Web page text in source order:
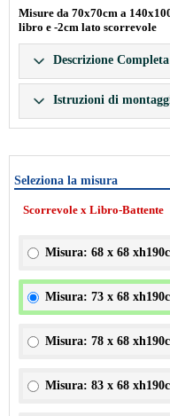
Misure da 70x70cm a
libro e -2cm lato scorrevole
Descrizione Completa
Istruzioni di
Seleziona la misura
Scorrevole x Libro-Battente
Misura: 68 x 68
Misura: 73 x 68
Misura: 78 x 68
Misura: 83 x 68